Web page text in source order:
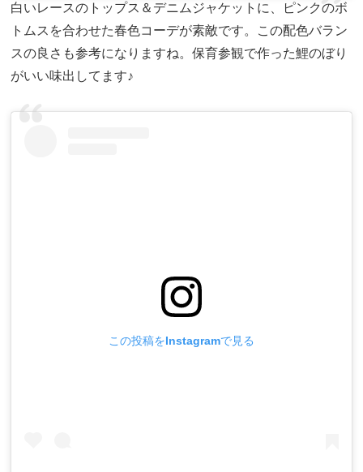
白いレースのトップス＆デニムジャケットに、ピンクのボ
トムスを合わせた春色コーデが素敵です。この配色バラン
スの良さも参考になりますね。保育参観で作った鯉のぼり
がいい味出してます♪
この投稿をInstagramで見る